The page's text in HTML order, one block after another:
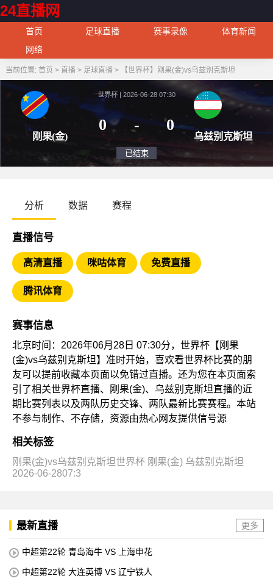
24直播网
首页 足球直播 赛事录像
体育新闻
网络
当前位置: 首页 > 直播> 足球直播> 【世界杯】刚果(金)vs乌兹别克斯坦
刚果(金)
世界杯 | 2026-06-28 07:30
0
乌兹
分析 数据 赛程
直播信号
高清直播 咪咕体育 免费直播
腾讯体育
赛事信息
北京时间：2026年06月28日 07:30分，世界杯【刚果
(金)vs乌兹别克斯坦】准时开始，喜欢看世界杯比赛的朋
友可以提前收藏本页面以免错过直播。还为您在本页面索
引了相关世界杯直播、刚果(金)、乌兹别克斯坦直播的近
期比赛列表以及两队历史交锋、两队最新比赛赛程。本站
不参与制作、不存储，资源由热心网友提供信号源
相关标签
刚果(金)vs乌兹别克斯坦世界杯 刚果(金) 乌兹别克斯坦
2026-06-2807:3
最新直播 更多
中超第22轮 青岛海牛 VS 上海申花
中超第22轮 大连英博 VS 辽宁铁人